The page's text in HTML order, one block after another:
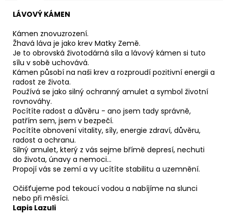
LÁVOVÝ KÁMEN
Kámen znovuzrození.
Žhavá láva je jako krev Matky Země.
Je to obrovská životodárná síla a lávový kámen si tuto
sílu v sobě uchovává.
Kámen působí na naši krev a rozproudí pozitivní energii a
radost ze života.
Používá se jako silný ochranný amulet a symbol životní
rovnováhy.
Pocítíte radost a důvěru - ano jsem tady správně,
patřím sem, jsem v bezpečí.
Pocítíte obnovení vitality, síly, energie zdraví, důvěru,
radost a ochranu.
Silný amulet, který z vás sejme břímě depresí, nechuti
do života, únavy a nemoci...
Propojí vás se zemí a vy ucítíte stabilitu a uzemnění.
Očišťujeme pod tekoucí vodou a nabíjíme na slunci
nebo při měsíci.
Lapis Lazuli
TAROT
SVĚTLA
A
STÍNŮ
699
Kč